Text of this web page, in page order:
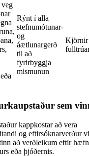
Rýnt í alla
stefnumótunar-
og
áætlunargerð
til að
fyrirbyggja
mismunun
Kjörnir
sem
kappkostar að vera
og eftirsóknarverður
að verðleikum eftir
eða þjóðernis.